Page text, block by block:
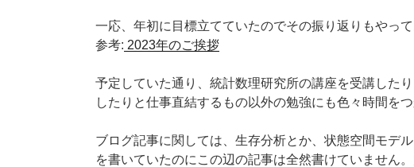
一応、年初に目標立てていたのでその振り返りもやって
参考: 2023年のご挨拶
予定していた通り、統計数理研究所の講座を受講した
したりと仕事直結するもの以外の勉強にも色々時間を
ブログ記事に関しては、生存分析とか、状態空間モデ
を書いていたのにこの辺の記事は全然書けていません